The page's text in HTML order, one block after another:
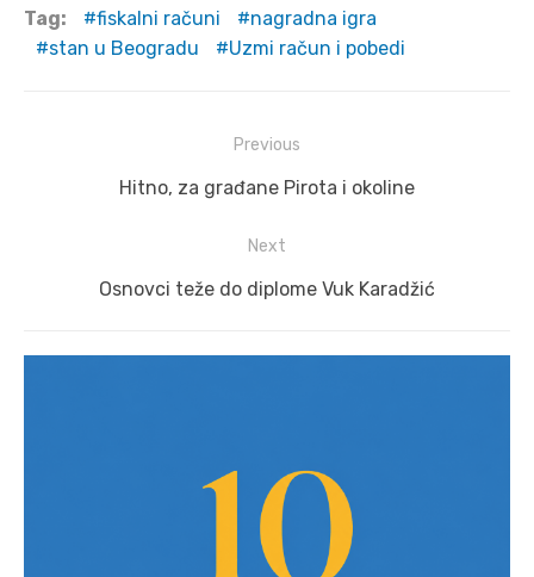
Tag: fiskalni računi
nagradna igra
stan u Beogradu
Uzmi račun i pobedi
navigation
Previous
Previous
Hitno, za građane Pirota i okoline
Next
Next
Osnovci teže do diplome Vuk Karadžić